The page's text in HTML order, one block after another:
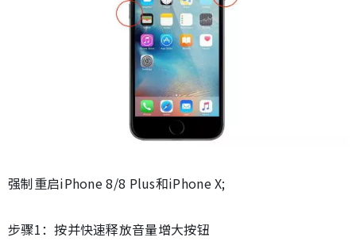
强制重启iPhone 8/8 Plus和iPhone X;
步骤1：按并快速释放音量增大按钮